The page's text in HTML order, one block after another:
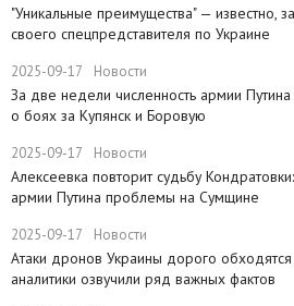
​"Уникальные преимущества" — известно,
своего спецпредставителя по Украине
2025-09-17 Новости
​За две недели численность армии Путина
о боях за Купянск и Боровую
2025-09-17 Новости
​Алексеевка повторит судьбу
армии Путина проблемы на Сумщине
2025-09-17 Новости
​Атаки дронов Украины дорого
аналитики озвучили ряд важных фактов